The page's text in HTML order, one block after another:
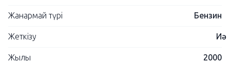
Жанармай түрі Бензин
Жеткізу Иә
Жылы 2000